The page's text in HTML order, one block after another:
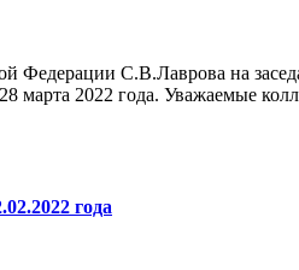
Федерации С.В.Лаврова на
марта 2022 года. Уважаемые
года